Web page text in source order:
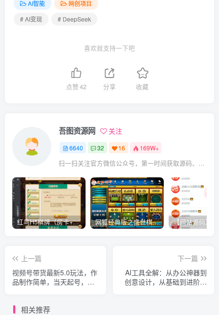
AI智能
网创项目
# AI变现
# DeepSeek
喜欢就支持一下吧
点赞42 分享 收藏
吾图资源网 关注
6640 32 16 169W+
扫一扫关注官方微信公众号，第一时间获取源码、网赚项目资源教程，自媒体等知识干货，让互联网创业赚钱更简单。
红鸟H5棋牌（房卡+金币）全套双模式游戏源码 网狐经典版之盛世棋牌完整游戏源码（包含文档、架设教程、网站、源代码等）
上一篇
视频号带货最新5.0玩法，作
品制作简单，当天起号，复
下一篇
AI工具全解：从办公神器到
创意设计，从基础到进阶，
相关推荐